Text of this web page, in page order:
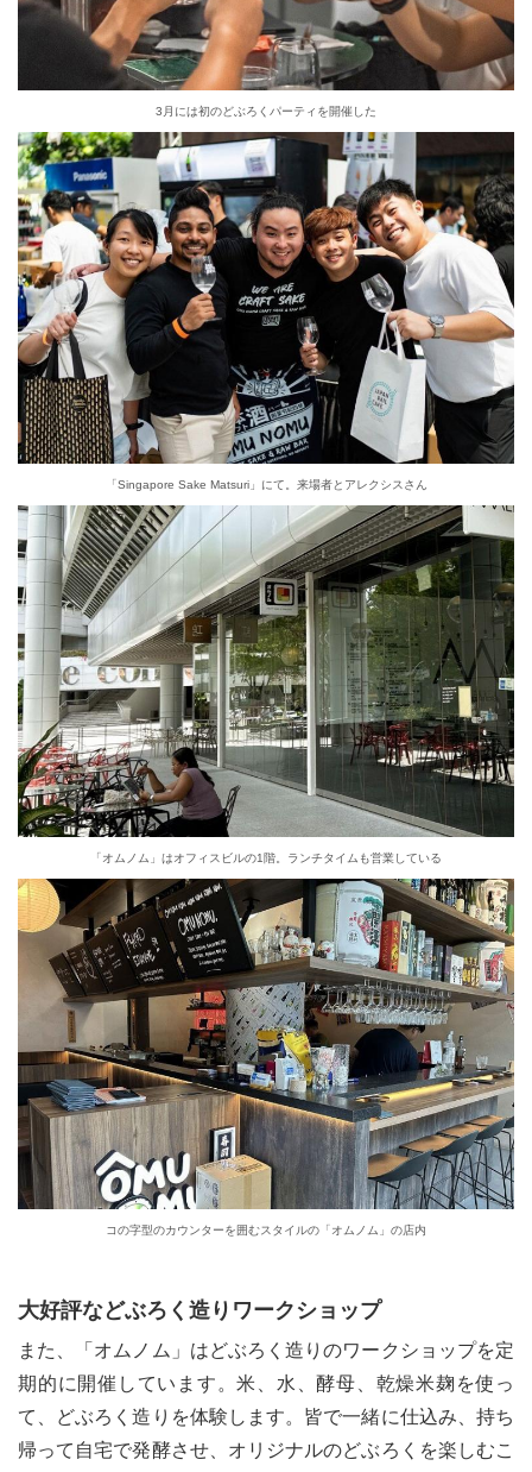
3月には初のどぶろくパーティを開催した
「Singapore Sake Matsuri」にて。来場者とアレクシスさん
「オムノム」はオフィスビルの1階。ランチタイムも営業している
コの字型のカウンターを囲むスタイルの「オムノム」の店内
大好評などぶろく造りワークショップ
また、「オムノム」はどぶろく造りのワークショップを定
期的に開催しています。米、水、酵母、乾燥米麹を使っ
て、どぶろく造りを体験します。皆で一緒に仕込み、持ち
帰って自宅で発酵させ、オリジナルのどぶろくを楽しむこ